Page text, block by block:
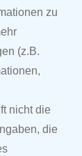
zu
(z.B.
nicht die
die